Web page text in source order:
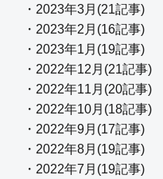
・2023年3月(21記事)
・2023年2月(16記事)
・2023年1月(19記事)
・2022年12月(21記事)
・2022年11月(20記事)
・2022年10月(18記事)
・2022年9月(17記事)
・2022年8月(19記事)
・2022年7月(19記事)